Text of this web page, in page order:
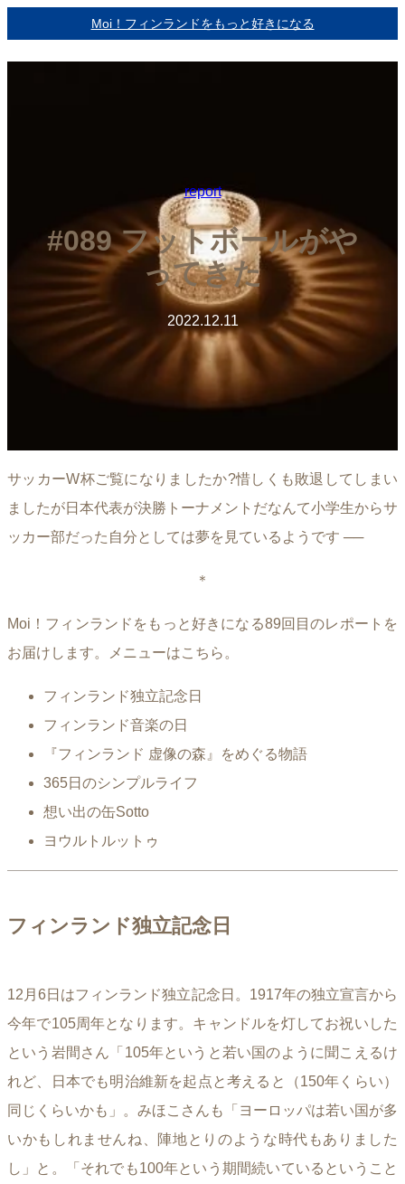
容
を
Moi！フィンランドをもっと好きになる
report
#089 フットボールがや
ってきた
2022.12.11
サッカーW杯ご覧になりましたか?惜しくも敗退してしまい
ましたが日本代表が決勝トーナメントだなんて小学生からサ
ッカー部だった自分としては夢を見ているようです ──
＊
Moi！フィンランドをもっと好きになる89回目のレポートを
お届けします。メニューはこちら。
フィンランド独立記念日
フィンランド音楽の日
『フィンランド 虚像の森』をめぐる物語
365日のシンプルライフ
想い出の缶Sotto
ヨウルトルットゥ
フィンランド独立記念日
12月6日はフィンランド独立記念日。1917年の独立宣言から
今年で105周年となります。キャンドルを灯してお祝いした
という岩間さん「105年というと若い国のように聞こえるけ
れど、日本でも明治維新を起点と考えると（150年くらい）
同じくらいかも」。みほこさんも「ヨーロッパは若い国が多
いかもしれませんね、陣地とりのような時代もありました
し」と。「それでも100年という期間続いているということ